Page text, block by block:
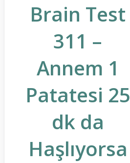
Brain Test
311 –
Annem 1
Patatesi 25
dk da
Haşlıyorsa